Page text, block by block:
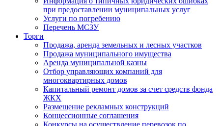
при предоставлении муниципальных услуг
Услуги по погребению
Перечень МСЗУ
Торги
Продажа, аренда земельных и лесных участков
Продажа муниципального имущества
Аренда муниципальной казны
Отбор управляющих компаний для
многоквартирных домов
Капитальный ремонт домов за счет средств фонда
ЖКХ
Размещение рекламных конструкций
Концессионные соглашения
Конкурсы на осуществление перевозок по